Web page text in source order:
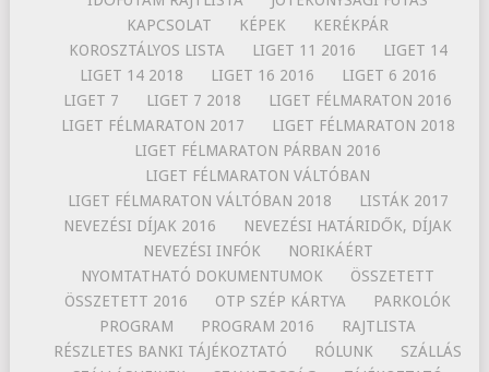
KAPCSOLAT
KÉPEK
KERÉKPÁR
KOROSZTÁLYOS LISTA
LIGET 11 2016
LIGET 14
LIGET 14 2018
LIGET 16 2016
LIGET 6 2016
LIGET 7
LIGET 7 2018
LIGET FÉLMARATON 2016
LIGET FÉLMARATON 2017
LIGET FÉLMARATON 2018
LIGET FÉLMARATON PÁRBAN 2016
LIGET FÉLMARATON VÁLTÓBAN
LIGET FÉLMARATON VÁLTÓBAN 2018
LISTÁK 2017
NEVEZÉSI DÍJAK 2016
NEVEZÉSI HATÁRIDŐK, DÍJAK
NEVEZÉSI INFÓK
NORIKÁÉRT
NYOMTATHATÓ DOKUMENTUMOK
ÖSSZETETT
ÖSSZETETT 2016
OTP SZÉP KÁRTYA
PARKOLÓK
PROGRAM
PROGRAM 2016
RAJTLISTA
RÉSZLETES BANKI TÁJÉKOZTATÓ
RÓLUNK
SZÁLLÁS